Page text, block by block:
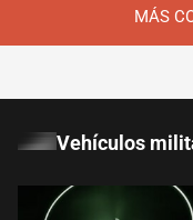
MÁS
Vehículos